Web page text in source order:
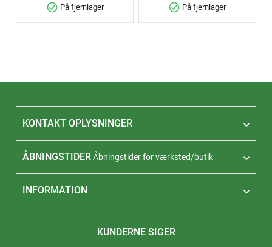
check_circle På fjernlager check_circle På fjernlager
KONTAKT OPLYSNINGER 
ÅBNINGSTIDER 
Åbningstider for værksted/butik
INFORMATION 
KUNDERNE SIGER